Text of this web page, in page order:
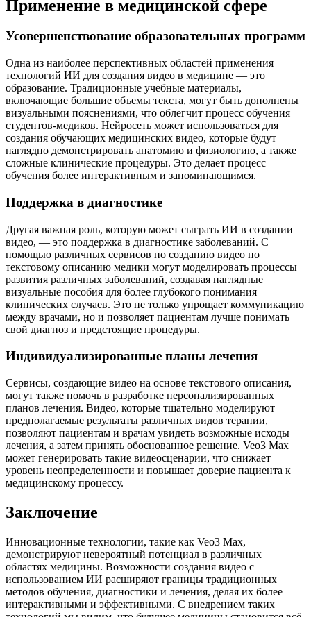
Применение в медицинской сфере
Усовершенствование образовательных программ
Одна из наиболее перспективных областей применения
технологий ИИ для создания видео в медицине — это
образование. Традиционные учебные материалы,
включающие большие объемы текста, могут быть дополнены
визуальными пояснениями, что облегчит процесс обучения
студентов-медиков. Нейросеть может использоваться для
создания обучающих медицинских видео, которые будут
наглядно демонстрировать анатомию и физиологию, а также
сложные клинические процедуры. Это делает процесс
обучения более интерактивным и запоминающимся.
Поддержка в диагностике
Другая важная роль, которую может сыграть ИИ в создании
видео, — это поддержка в диагностике заболеваний. С
помощью различных сервисов по созданию видео по
текстовому описанию медики могут моделировать процессы
развития различных заболеваний, создавая наглядные
визуальные пособия для более глубокого понимания
клинических случаев. Это не только упрощает коммуникацию
между врачами, но и позволяет пациентам лучше понимать
свой диагноз и предстоящие процедуры.
Индивидуализированные планы лечения
Сервисы, создающие видео на основе текстового описания,
могут также помочь в разработке персонализированных
планов лечения. Видео, которые тщательно моделируют
предполагаемые результаты различных видов терапии,
позволяют пациентам и врачам увидеть возможные исходы
лечения, а затем принять обоснованное решение. Veo3 Max
может генерировать такие видеосценарии, что снижает
уровень неопределенности и повышает доверие пациента к
медицинскому процессу.
Заключение
Инновационные технологии, такие как Veo3 Max,
демонстрируют невероятный потенциал в различных
областях медицины. Возможности создания видео с
использованием ИИ расширяют границы традиционных
методов обучения, диагностики и лечения, делая их более
интерактивными и эффективными. С внедрением таких